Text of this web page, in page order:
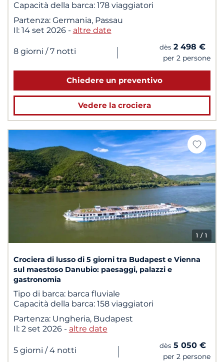
Capacità della barca: 178 viaggiatori
Partenza: Germania, Passau
Il: 14 set 2026 - altre date
8 giorni / 7 notti | dès 2 498 €
per 2 persone
Chiedere un preventivo
Vedere la crociera
1 / 1
Crociera di lusso di 5 giorni tra Budapest e Vienna
sul maestoso Danubio: paesaggi, palazzi e
gastronomia
Tipo di barca: barca fluviale
Capacità della barca: 158 viaggiatori
Partenza: Ungheria, Budapest
Il: 2 set 2026 - altre date
5 giorni / 4 notti | dès 5 050 €
per 2 persone